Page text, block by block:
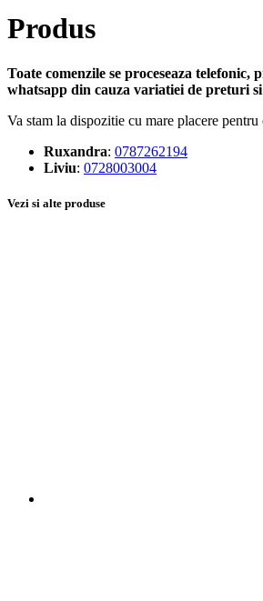
Produs
Toate comenzile se proceseaza telefonic,
whatsapp din cauza variatiei de preturi
Va stam la dispozitie cu mare placere
Ruxandra: 0787262194
Liviu: 0728003004
Vezi si alte produse